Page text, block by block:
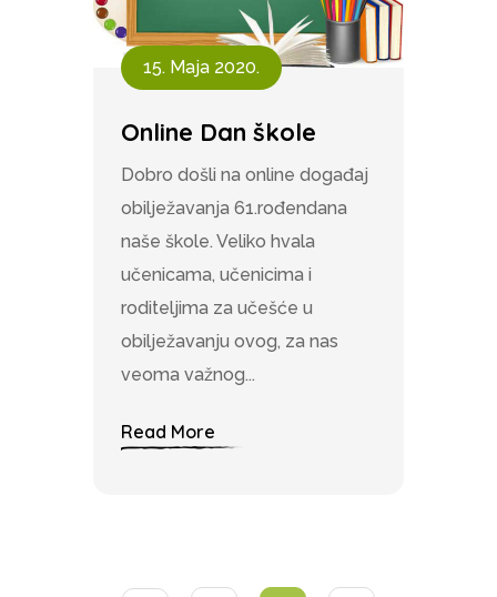
15. Maja 2020.
Online Dan škole
Dobro došli na online događaj
obilježavanja 61.rođendana
naše škole. Veliko hvala
učenicama, učenicima i
roditeljima za učešće u
obilježavanju ovog, za nas
veoma važnog...
Read More